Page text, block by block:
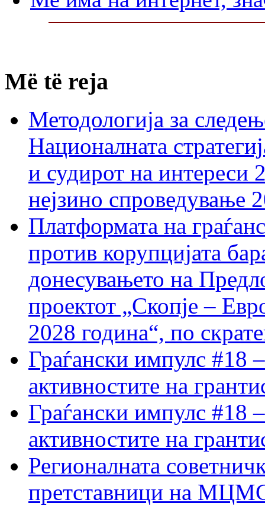
Më të reja
Методологија за
Националната
и судирот на интереси
нејзино спроведување
Платформата на
против корупцијата
донесувањето на
проектот „Скопје –
2028 година“, по
Граѓански импулс #18
активностите на
Граѓански импулс #18
активностите на
Регионалната
претставници на МЦМС